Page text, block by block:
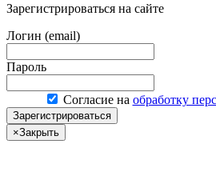
Зарегистрироваться на сайте
Логин (email)
Пароль
Согласие на обработку
Зарегистрироваться
×Закрыть